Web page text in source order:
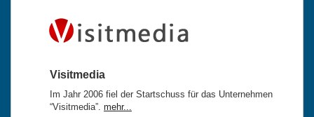
Visitmedia
Im Jahr 2006 fiel der Startschuss für das Unternehmen
“Visitmedia”. mehr...